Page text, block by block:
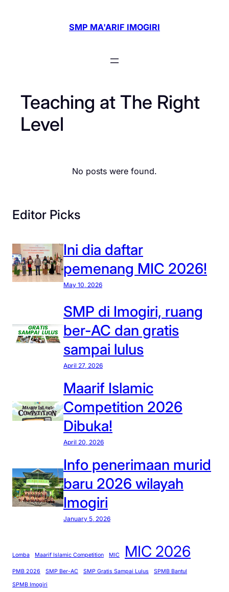
SMP MA'ARIF IMOGIRI
Teaching at The Right
Level
No posts were found.
Editor Picks
Ini dia daftar
pemenang MIC 2026!
May 10, 2026
SMP di Imogiri, ruang
ber-AC dan gratis
sampai lulus
April 27, 2026
Maarif Islamic
Competition 2026
Dibuka!
April 20, 2026
Info penerimaan murid
baru 2026 wilayah
Imogiri
January 5, 2026
Lomba Maarif Islamic Competition MIC MIC 2026
PMB 2026 SMP Ber-AC SMP Gratis Sampai Lulus
SPMB Bantul
SPMB Imogiri